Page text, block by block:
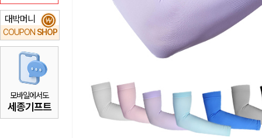
대박머니
COUPON SHOP
₩
모바일에서도
세종기프트